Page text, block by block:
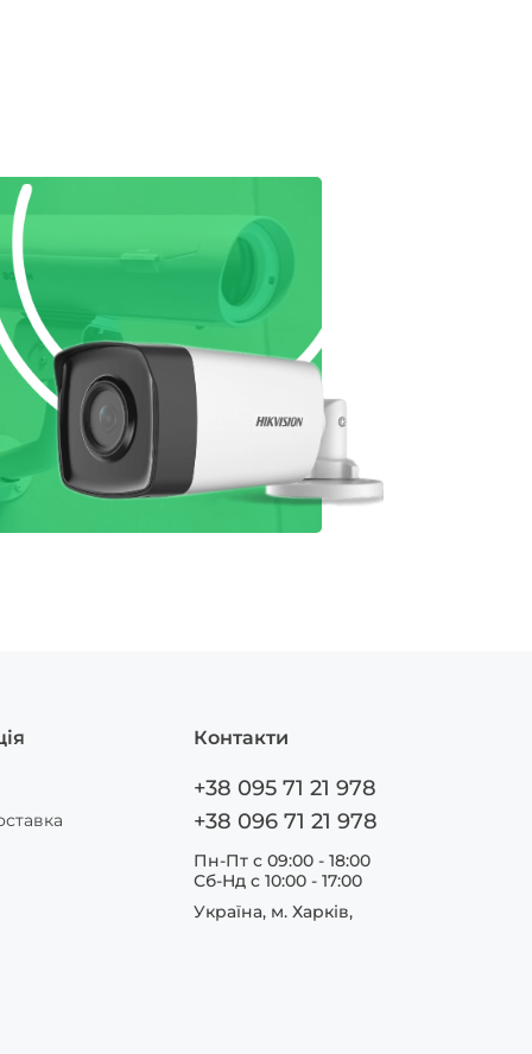
Контакти
+38 095 71 21 978
+38 096 71 21 978
Пн-Пт с 09:00 - 18:00
Сб-Нд c 10:00 - 17:00
Україна, м. Харків,